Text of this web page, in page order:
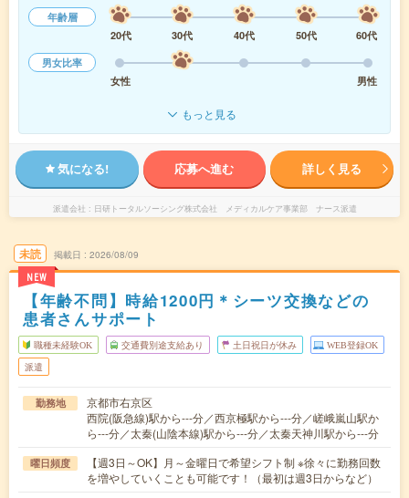
年齢層
20代
30代 40代 50代
60代
男女比率
女性
男性
もっと見る
気になる! 応募へ進む 詳しく見る
派遣会社 日研トータルソーシング株式会社 メディカルケア事業部 ナース派遣
未読
NEW
掲載日 2026/08/09
【年齢不問】時給1200円＊シーツ交換などの
患者さんサポート
職種未経験OK 交通費別途支給あり 土日祝日が休み WEB登録OK
派遣
勤務地
京都市右京区
西院(阪急線)駅から---分／西京極駅から---分／嵯峨嵐山駅か
ら---分／太秦(山陰本線)駅から---分／太秦天神川駅から---分
曜日頻度
【週3日～OK】月～金曜日で希望シフト制 ※徐々に勤務回数
を増やしていくことも可能です！（最初は週3日からなど）